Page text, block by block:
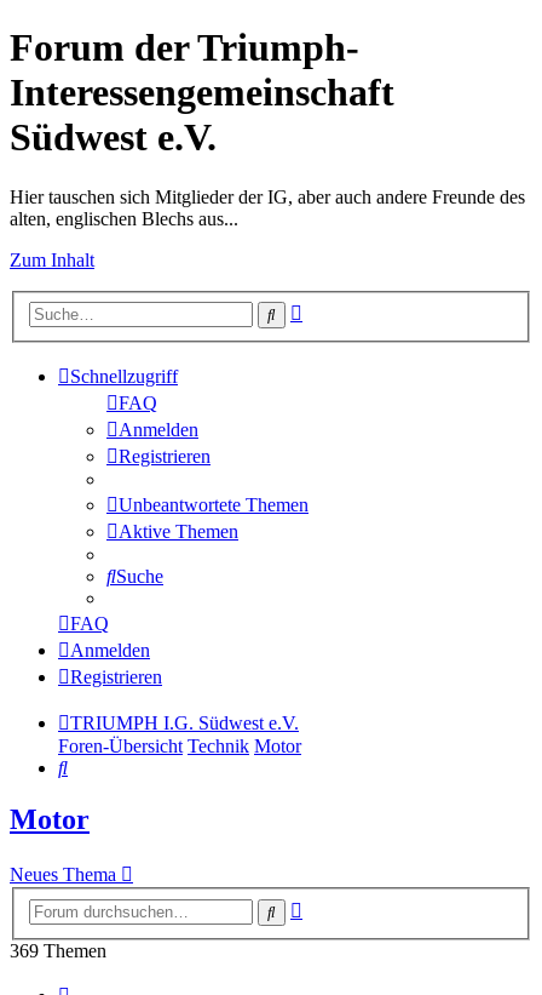
Forum der Triumph-
Interessengemeinschaft
Südwest e.V.
Hier tauschen sich Mitglieder der IG, aber auch andere Freunde des
alten, englischen Blechs aus...
Zum Inhalt
Suche
Schnellzugriff
FAQ
Anmelden
Registrieren
Unbeantwortete Themen
Aktive Themen
Suche
FAQ
Anmelden
Registrieren
TRIUMPH I.G. Südwest e.V.
Foren-Übersicht Technik Motor
Suche
Motor
Neues Thema
Suche
369 Themen